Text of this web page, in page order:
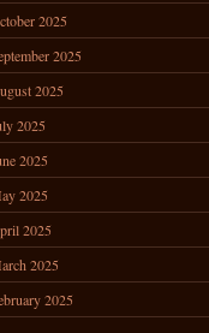
2025
2025
2025
2025
2025
2025
2025
2025
2025